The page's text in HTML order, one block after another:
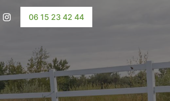
06 15 23 42 44